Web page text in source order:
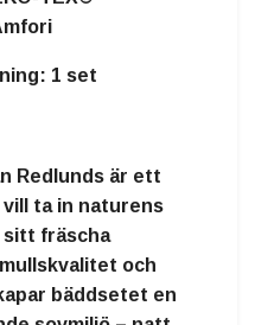
1 set
Redlunds är ett
ta in naturens
sitt fräscha
och
bäddsetet en